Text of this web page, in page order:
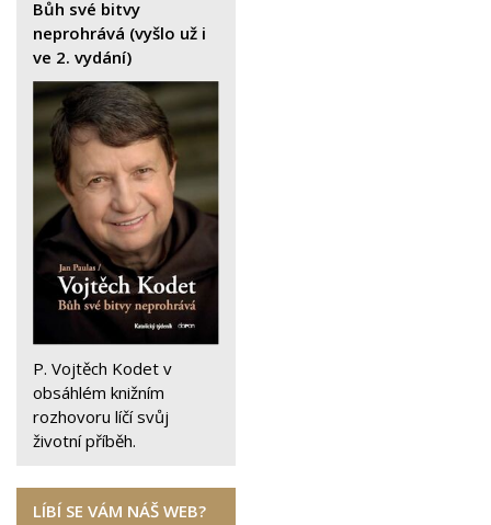
Bůh své bitvy
neprohrává (vyšlo už i
ve 2. vydání)
P. Vojtěch Kodet v
obsáhlém knižním
rozhovoru líčí svůj
životní příběh.
LÍBÍ SE VÁM NÁŠ WEB?